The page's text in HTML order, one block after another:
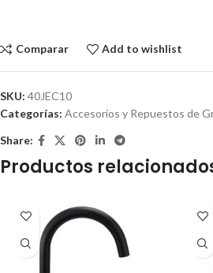
Comparar Add to wishlist
SKU: 40JEC10
Categorías: Accesorios y Repuestos de
Share:
Productos